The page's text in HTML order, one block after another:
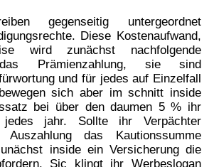
gegenseitig untergeordnet
Diese Kostenaufwand,
wird zunächst nachfolgende
Prämienzahlung, sie sind
und für jedes auf Einzelfall
sich aber im schnitt inside
bei über den daumen 5 % ihr
jedes jahr. Sollte ihr Verpächter
das Kautionssumme
inside ein Versicherung die
Sic klingt ihr Werbeslogan